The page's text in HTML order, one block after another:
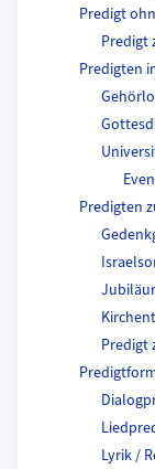
Predigt
Predigt
Predigten
Predigten
Predigt
Lyrik /